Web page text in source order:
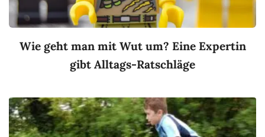
Wie geht man mit Wut um? Eine Expertin
gibt Alltags-Ratschläge